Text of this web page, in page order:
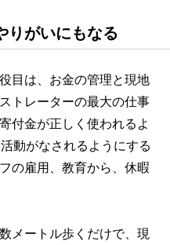
りがいにもなる
目は、お金の管理と現地
トレーターの最大の仕事
付金が正しく使われるよ
動がなされるようにする
の雇用、教育から、休暇
メートル歩くだけで、現